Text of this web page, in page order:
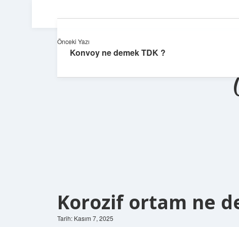
Korozif ortam ne
Tarih: Kasım 7, 2025
Önceki Yazı
Konvoy ne demek TDK ?